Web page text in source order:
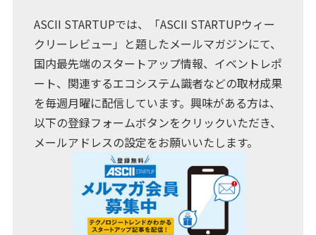
ASCII STARTUPでは、「ASCII STARTUPウィー
クリーレビュー」と題したメールマガジンにて、
国内最先端のスタートアップ情報、イベントレポ
ート、関連するエコシステム識者などの取材成果
を毎週月曜に配信しています。興味がある方は、
以下の登録フォームボタンをクリックいただき、
メールアドレスの設定をお願いいたします。